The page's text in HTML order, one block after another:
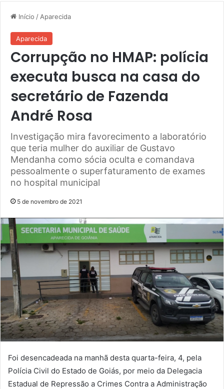
Início / Aparecida
Aparecida
Corrupção no HMAP: polícia
executa busca na casa do
secretário de Fazenda
André Rosa
Investigação mira favorecimento a laboratório
que teria mulher do auxiliar de Gustavo
Mendanha como sócia oculta e comandava
pessoalmente o superfaturamento de exames
no hospital municipal
5 de novembro de 2021
Foi desencadeada na manhã desta quarta-feira, 4, pela
Polícia Civil do Estado de Goiás, por meio da Delegacia
Estadual de Repressão a Crimes Contra a Administração